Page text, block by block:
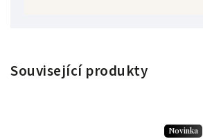
Související produkty
Novinka